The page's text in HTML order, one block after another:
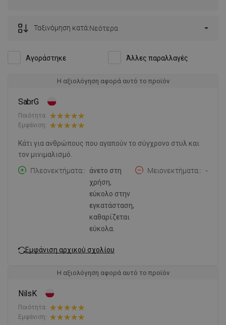
Αγοράστηκε Άλλες παραλλαγές
Ταξινόμηση κατά:Νεότερα
Η αξιολόγηση αφορά αυτό το προϊόν
SabrG
Ποιότητα:
Εμφάνιση:
Κάτι για ανθρώπους που αγαπούν το σύγχρονο στυλ και
τον μινιμαλισμό.
Πλεονεκτήματα:
άνετο στη
χρήση,
εύκολο στην
εγκατάσταση,
καθαρίζεται
εύκολα.
Μειονεκτήματα: -
Εμφάνιση αρχικού σχολίου
Η αξιολόγηση αφορά αυτό το προϊόν
NilsK
Ποιότητα:
Εμφάνιση: